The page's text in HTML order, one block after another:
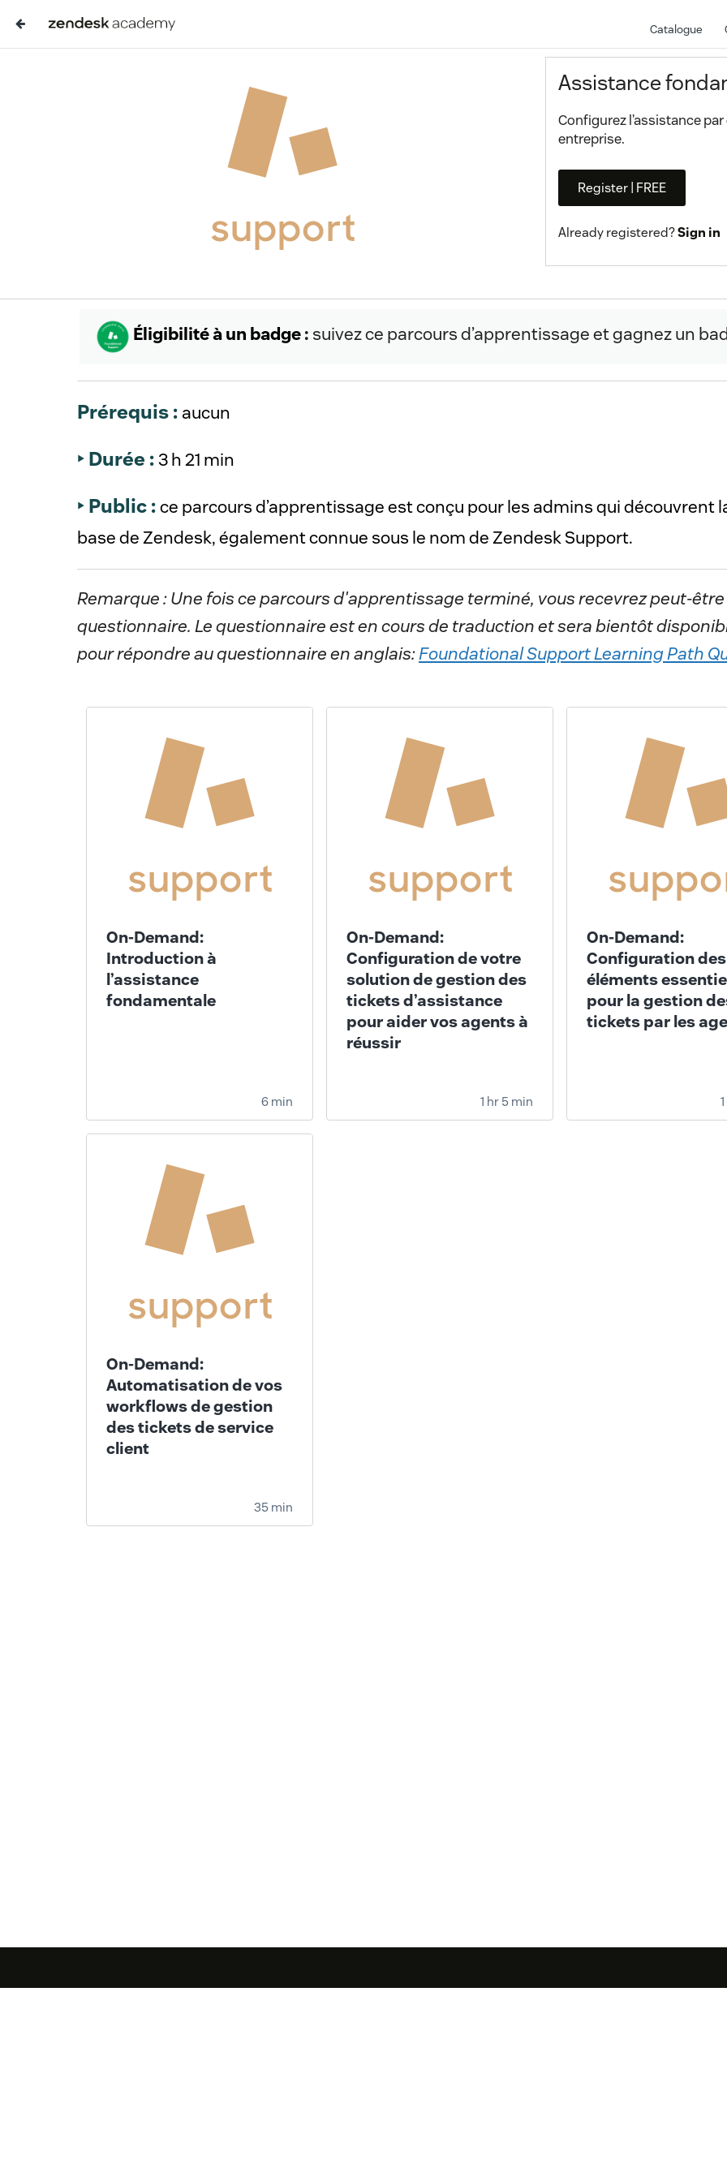
Catalogue
Assistance
Configurez l’assistance
entreprise.
Register | FREE
Already registered?Sign in
Éligibilité à un badge: suivez ce parcours d’apprentissage et gagnez un
Prérequis :
‣ Durée :3 h 21 min
‣ Public :ce parcours d’apprentissage est conçu pour les admins qui découvrent
Remarque : Une fois ce parcours d'apprentissage terminé, vous recevrez peut-
questionnaire. Le questionnaire est en cours de traduction et sera bientôt
pour répondre au questionnaire en anglais:Foundational Support Learning Path
On-Demand:
Introduction à
l’assistance
fondamentale
6 min
On-Demand:
Configuration de votre
solution de gestion des
tickets d’assistance
pour aider vos agents à
réussir
1 hr 5 min
On-Demand:
Configuration des
éléments
pour la gestion
tickets par les
On-Demand:
Automatisation de vos
workflows de gestion
des tickets de service
client
35 min